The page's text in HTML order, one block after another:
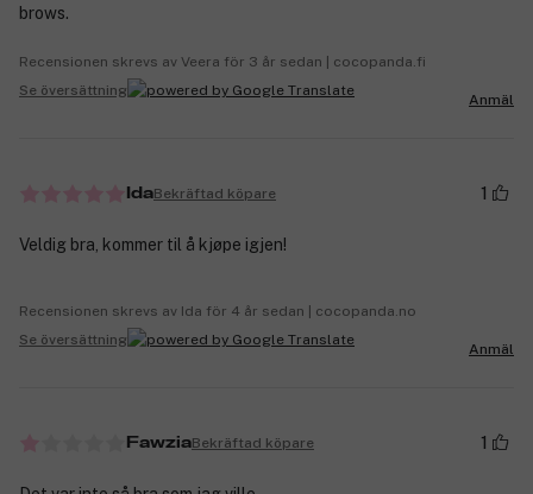
brows.
Recensionen skrevs av Veera för 3 år sedan | cocopanda.fi
Se översättning
Anmäl
IdaBekräftad köpare 1
Veldig bra, kommer til å kjøpe igjen!
Recensionen skrevs av Ida för 4 år sedan | cocopanda.no
Se översättning
Anmäl
FawziaBekräftad köpare 1